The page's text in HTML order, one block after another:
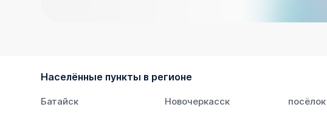
Населённые пункты в регионе
Батайск Новочеркасск